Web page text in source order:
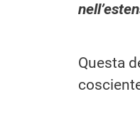
Questa